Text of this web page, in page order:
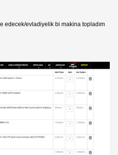
edecek/evladiyelik bi makina topladım